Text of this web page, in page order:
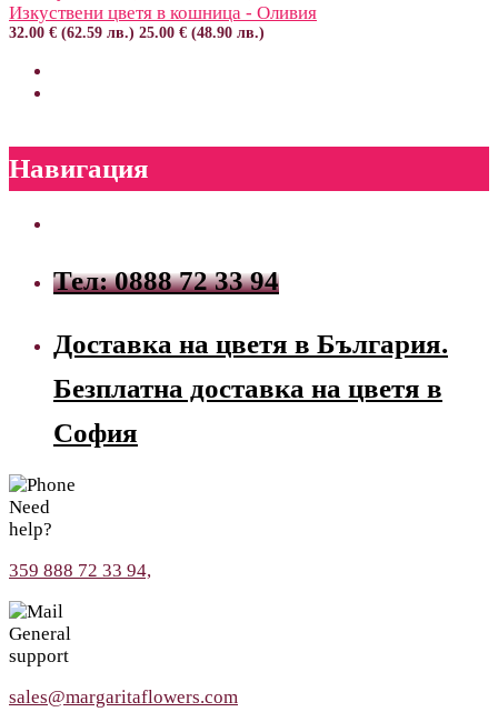
Изкуствени цветя в кошница - Оливия
32.00 € (62.59 лв.) 25.00 € (48.90 лв.)
Навигация
Тел: 0888 72 33 94
Доставка на цветя в България.
Безплатна доставка на цветя в
София
Need
help?
359 888 72 33 94,
General
support
sales@margaritaflowers.com